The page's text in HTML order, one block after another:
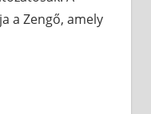
a Zengő, amely